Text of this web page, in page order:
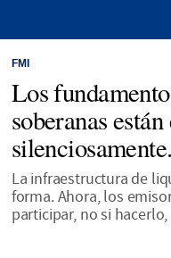
FMI
Los
soberanas
silenciosamente.
La infraestructura de
forma. Ahora, los
participar, no si